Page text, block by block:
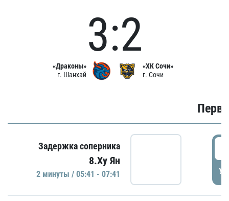
«Драконы»
г. Шанхай
3:2
«ХК Сочи»
г. Сочи
Задержка соперника
8.Ху Ян
2 минуты / 05:41 - 07:41